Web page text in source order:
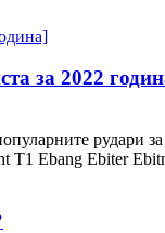
за 2022
T1 Ebang Ebiter